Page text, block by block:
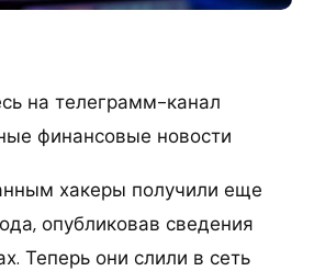
на телеграмм-канал
финансовые новости
хакеры получили еще
опубликовав сведения
Теперь они слили в сеть